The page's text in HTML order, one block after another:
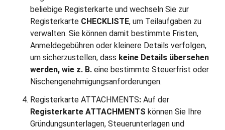
beliebige Registerkarte und wechseln Sie zur
Registerkarte CHECKLISTE, um Teilaufgaben zu
verwalten. Sie können damit bestimmte Fristen,
Anmeldegebühren oder kleinere Details verfolgen,
um sicherzustellen, dass keine Details übersehen
werden, wie z. B. eine bestimmte Steuerfrist oder
Nischengenehmigungsanforderungen.
Registerkarte ATTACHMENTS: Auf der
Registerkarte ATTACHMENTS können Sie Ihre
Gründungsunterlagen, Steuerunterlagen und